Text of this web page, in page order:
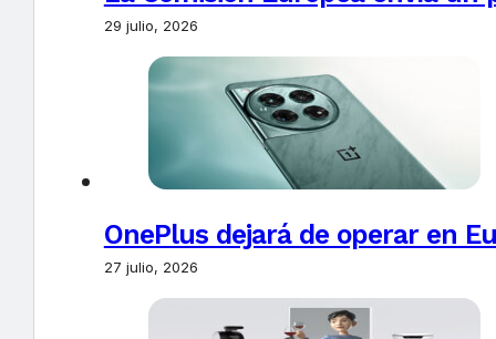
29 julio, 2026
OnePlus dejará de operar en
27 julio, 2026